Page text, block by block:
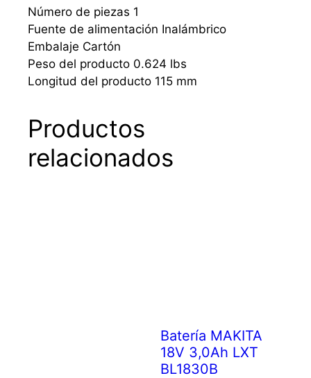
Número de piezas 1
Fuente de alimentación Inalámbrico
Embalaje Cartón
Peso del producto 0.624 lbs
Longitud del producto 115 mm
Productos
relacionados
Batería MAKITA
18V 3,0Ah LXT
BL1830B